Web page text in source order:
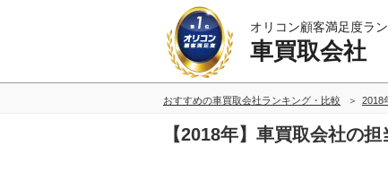
オリコン顧客満足度ラ
車買取会社
おすすめの車買取会社ランキング・比較 2018
【2018年】車買取会社の